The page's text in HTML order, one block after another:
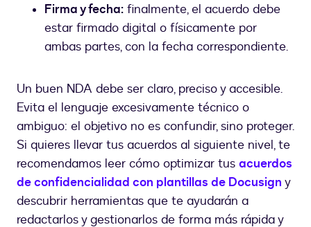
Firma y fecha: finalmente, el acuerdo debe
estar firmado digital o físicamente por
ambas partes, con la fecha correspondiente.
Un buen NDA debe ser claro, preciso y accesible.
Evita el lenguaje excesivamente técnico o
ambiguo: el objetivo no es confundir, sino proteger.
Si quieres llevar tus acuerdos al siguiente nivel, te
recomendamos leer cómo optimizar tus acuerdos
de confidencialidad con plantillas de Docusign y
descubrir herramientas que te ayudarán a
redactarlos y gestionarlos de forma más rápida y